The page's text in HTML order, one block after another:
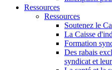
Ressources
Ressources
Soutenez le
La Caisse
Formation
Des rabais
syndicat et